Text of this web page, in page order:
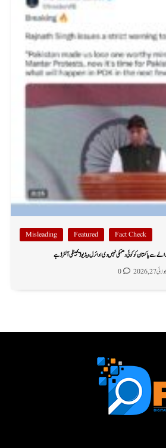
Fact Check
Featured
Misleading
سے پاکستان کو کوئی دھمکی نہیں دی؛ وائرل ویڈیو ڈیجیٹلی آلٹرڈ ہے
27, 2026
0